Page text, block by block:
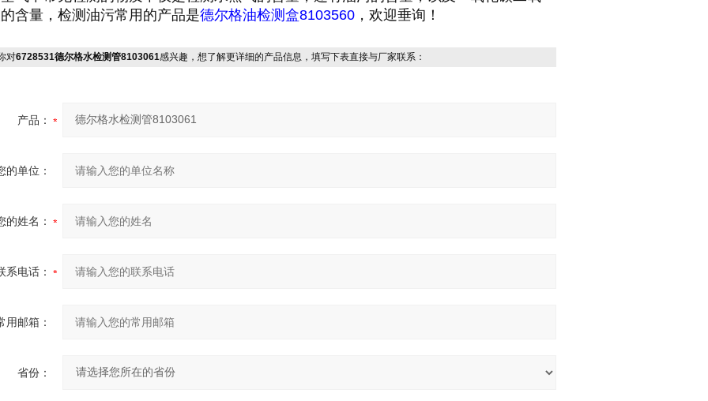
含量，检测油污常用的产品是德尔格油检测盒8103560 ，欢迎垂询！
对6728531德尔格水检测管8103061感兴趣，想了解更详细的产品信息，填写下表直接与厂家联系：
产品：
的单位：
的姓名：
系电话：
用邮箱：
省份：